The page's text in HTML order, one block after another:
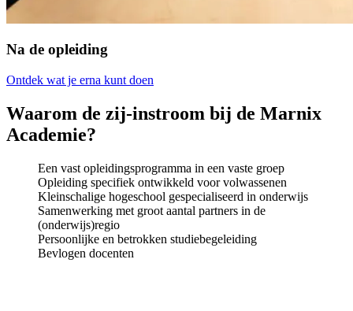
Na de opleiding
Ontdek wat je erna kunt doen
Waarom de zij-instroom bij de Marnix
Academie?
Een vast opleidingsprogramma in een vaste groep
Opleiding specifiek ontwikkeld voor volwassenen
Kleinschalige hogeschool gespecialiseerd in onderwijs
Samenwerking met groot aantal partners in de
(onderwijs)regio
Persoonlijke en betrokken studiebegeleiding
Bevlogen docenten